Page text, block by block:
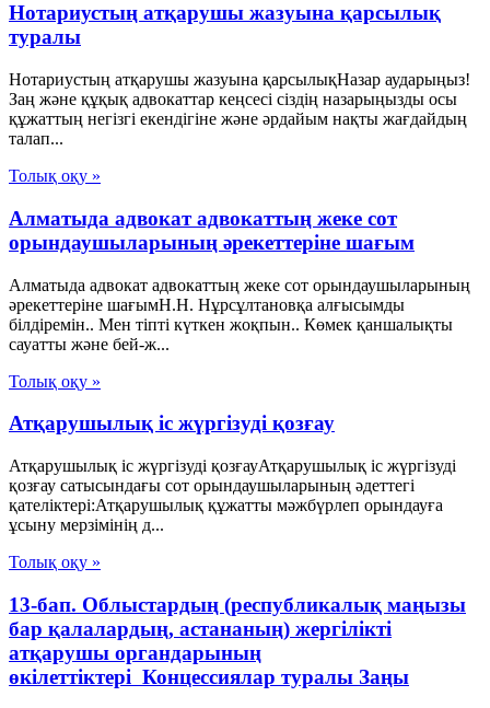
Нотариустың атқарушы жазуына қарсылық
туралы
Нотариустың атқарушы жазуына қарсылықНазар аударыңыз!
Заң және құқық адвокаттар кеңсесі сіздің назарыңызды осы
құжаттың негізгі екендігіне және әрдайым нақты жағдайдың
талап...
Толық оқу »
Алматыда адвокат адвокаттың жеке сот
орындаушыларының әрекеттеріне шағым
Алматыда адвокат адвокаттың жеке сот орындаушыларының
әрекеттеріне шағымН.Н. Нұрсұлтановқа алғысымды
білдіремін.. Мен тіпті күткен жоқпын.. Көмек қаншалықты
сауатты және бей-ж...
Толық оқу »
Атқарушылық іс жүргізуді қозғау
Атқарушылық іс жүргізуді қозғауАтқарушылық іс жүргізуді
қозғау сатысындағы сот орындаушыларының әдеттегі
қателіктері:Атқарушылық құжатты мәжбүрлеп орындауға
ұсыну мерзімінің д...
Толық оқу »
13-бап. Облыстардың (республикалық маңызы
бар қалалардың, астананың) жергiлiктi
атқарушы органдарының
өкiлеттiктерi Концессиялар туралы Заңы